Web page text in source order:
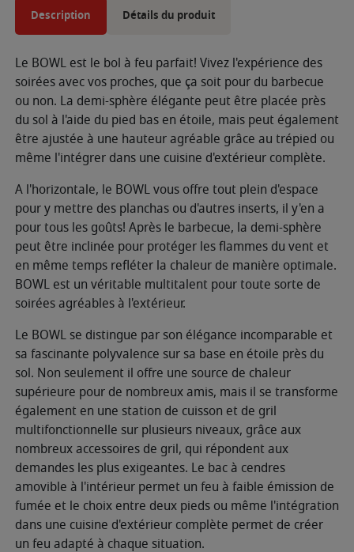
Description Détails du produit
Le BOWL est le bol à feu parfait! Vivez l'expérience des
soirées avec vos proches, que ça soit pour du barbecue
ou non. La demi-sphère élégante peut être placée près
du sol à l'aide du pied bas en étoile, mais peut également
être ajustée à une hauteur agréable grâce au trépied ou
même l'intégrer dans une cuisine d'extérieur complète.
A l'horizontale, le BOWL vous offre tout plein d'espace
pour y mettre des planchas ou d'autres inserts, il y'en a
pour tous les goûts! Après le barbecue, la demi-sphère
peut être inclinée pour protéger les flammes du vent et
en même temps refléter la chaleur de manière optimale.
BOWL est un véritable multitalent pour toute sorte de
soirées agréables à l'extérieur.
Le BOWL se distingue par son élégance incomparable et
sa fascinante polyvalence sur sa base en étoile près du
sol. Non seulement il offre une source de chaleur
supérieure pour de nombreux amis, mais il se transforme
également en une station de cuisson et de gril
multifonctionnelle sur plusieurs niveaux, grâce aux
nombreux accessoires de gril, qui répondent aux
demandes les plus exigeantes. Le bac à cendres
amovible à l'intérieur permet un feu à faible émission de
fumée et le choix entre deux pieds ou même l'intégration
dans une cuisine d'extérieur complète permet de créer
un feu adapté à chaque situation.